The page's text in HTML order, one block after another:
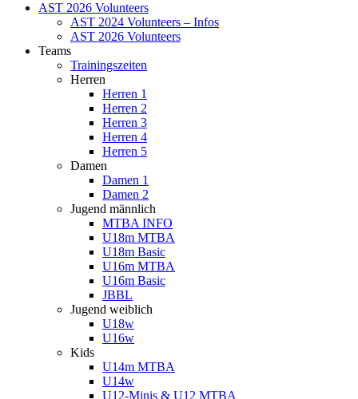
AST 2026 Volunteers
AST 2024 Volunteers – Infos
AST 2026 Volunteers
Teams
Trainingszeiten
Herren
Herren 1
Herren 2
Herren 3
Herren 4
Herren 5
Damen
Damen 1
Damen 2
Jugend männlich
MTBA INFO
U18m MTBA
U18m Basic
U16m MTBA
U16m Basic
JBBL
Jugend weiblich
U18w
U16w
Kids
U14m MTBA
U14w
U12-Minis & U12 MTBA